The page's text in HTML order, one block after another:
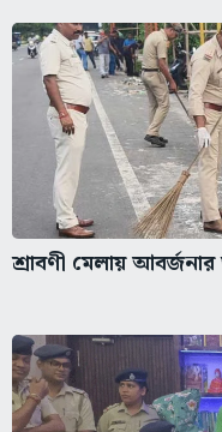
শ্রাবণী মেলায় আবর্জনার